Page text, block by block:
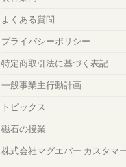
よくある質問
プライバシーポリシー
特定商取引法に基づく表記
一般事業主行動計画
トピックス
磁石の授業
株式会社マグエバー カスタマ